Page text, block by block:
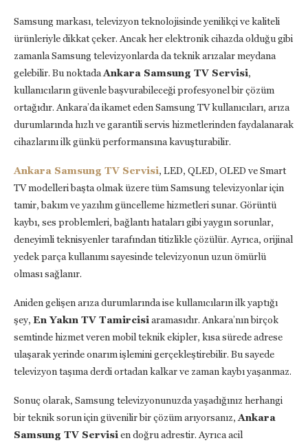
Samsung markası, televizyon teknolojisinde yenilikçi ve kaliteli
ürünleriyle dikkat çeker. Ancak her elektronik cihazda olduğu gibi
zamanla Samsung televizyonlarda da teknik arızalar meydana
gelebilir. Bu noktada Ankara Samsung TV Servisi,
kullanıcıların güvenle başvurabileceği profesyonel bir çözüm
ortağıdır. Ankara’da ikamet eden Samsung TV kullanıcıları, arıza
durumlarında hızlı ve garantili servis hizmetlerinden faydalanarak
cihazlarını ilk günkü performansına kavuşturabilir.
Ankara Samsung TV Servisi, LED, QLED, OLED ve Smart
TV modelleri başta olmak üzere tüm Samsung televizyonlar için
tamir, bakım ve yazılım güncelleme hizmetleri sunar. Görüntü
kaybı, ses problemleri, bağlantı hataları gibi yaygın sorunlar,
deneyimli teknisyenler tarafından titizlikle çözülür. Ayrıca, orijinal
yedek parça kullanımı sayesinde televizyonun uzun ömürlü
olması sağlanır.
Aniden gelişen arıza durumlarında ise kullanıcıların ilk yaptığı
şey, En Yakın TV Tamircisi aramasıdır. Ankara’nın birçok
semtinde hizmet veren mobil teknik ekipler, kısa sürede adrese
ulaşarak yerinde onarım işlemini gerçekleştirebilir. Bu sayede
televizyon taşıma derdi ortadan kalkar ve zaman kaybı yaşanmaz.
Sonuç olarak, Samsung televizyonunuzda yaşadığınız herhangi
bir teknik sorun için güvenilir bir çözüm arıyorsanız, Ankara
Samsung TV Servisi en doğru adrestir. Ayrıca acil